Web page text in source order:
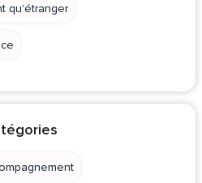
qu'étranger